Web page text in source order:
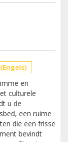
en
culturele
u de
een ruime
die een frisse
bevindt